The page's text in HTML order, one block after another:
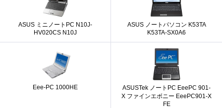
ASUS ミニノートPC N10J-
HV020CS N10J
ASUS ノートパソコン K53TA
K53TA-SX0A6
Eee-PC 1000HE
ASUSTek ノートPC EeePC 901-
X ファインエボニー EeePC901-X
FE